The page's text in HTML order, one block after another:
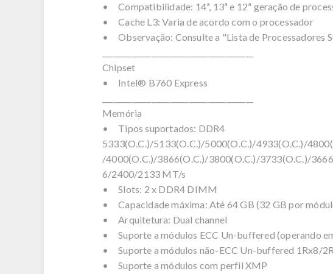
• Compatibilidade: 14ª, 13ª e 12ª geração de
• Cache L3: Varia de acordo com o processador
• Observação: Consulte a "Lista de Processadores
Chipset
• Intel® B760 Express
Memória
• Tipos suportados: DDR4
5333(O.C.)/5133(O.C.)/5000(O.C.)/4933(O.C.)/
/4000(O.C.)/3866(O.C.)/3800(O.C.)/3733(O.C.)/
6/2400/2133 MT/s
• Slots: 2 x DDR4 DIMM
• Capacidade máxima: Até 64 GB (32 GB por
• Arquitetura: Dual channel
• Suporte a módulos ECC Un-buffered (operando
• Suporte a módulos não-ECC Un-buffered 1Rx8/
• Suporte a módulos com perfil XMP